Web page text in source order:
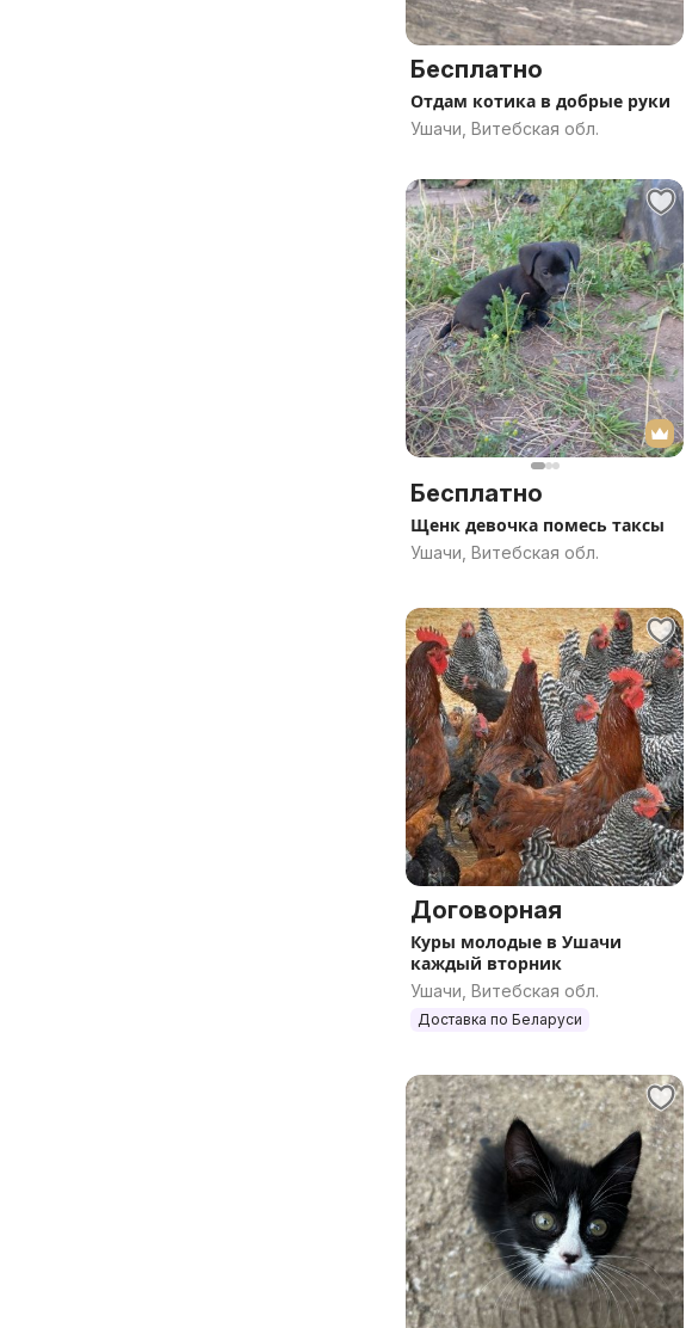
Бесплатно
Отдам котика в добрые руки
Ушачи, Витебская обл.
Бесплатно
Щенк девочка помесь таксы
Ушачи, Витебская обл.
Договорная
Куры молодые в Ушачи
каждый вторник
Ушачи, Витебская обл.
Доставка по Беларуси